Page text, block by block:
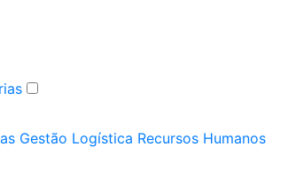
Gestão Logística Recursos Humanos